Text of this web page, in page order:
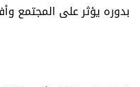
بدوره يؤثر على المجتمع